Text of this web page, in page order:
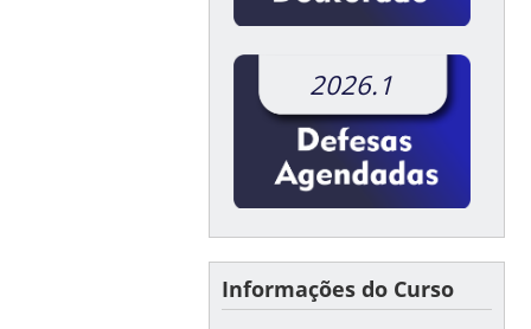
2026.1
Informações do Curso